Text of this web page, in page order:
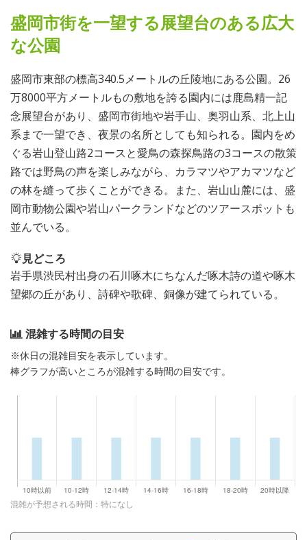
盛岡市街を一望する展望台のある広大
な公園
盛岡市東部の標高340.5メートルの丘陵地にある公園。26
万8000平方メートルもの敷地を誇る園内には鹿島精一記
念展望台があり、盛岡市街地や岩手山、奥羽山系、北上山
系まで一望でき、夜景の名所としても知られる。園内をめ
ぐる岩山登山路2コースと愛鳥の森探鳥路の3コースの散策
路では野鳥の声を楽しみながら、カラマツやアカマツなど
の林を縫って歩くことができる。また、岩山山麓には、盛
岡市動物公園や岩山パークランドなどのツアースポットも
並んでいる。
見どころ
岩手県渋民村出身の石川啄木にちなんだ啄木詩の道や啄木
望郷の丘があり、詩碑や歌碑、銅像が建てられている。
混雑する時間の目安
※休日の混雑目安を表示しています。
棒グラフが高いところが混雑する時間の目安です。
混雑が予想される時間：特になし